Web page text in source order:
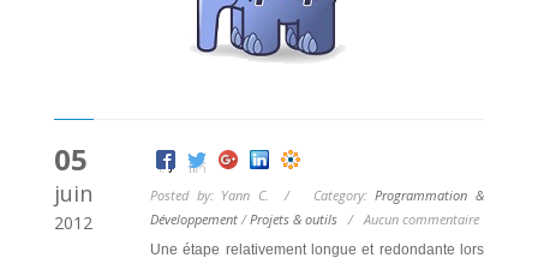
05
juin
2012
Posted by: Yann C. / Category:Programmation &
Développement /Projets & outils /Aucun commentaire
Une étape relativement longue et redondante lors